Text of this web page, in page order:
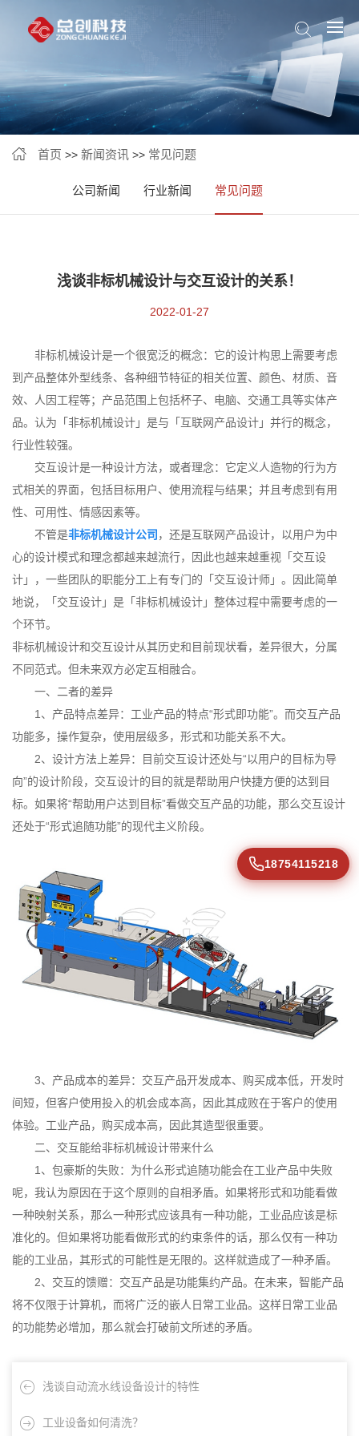
首页 >> 新闻资讯 >> 常见问题
公司新闻 行业新闻 常见问题
浅谈非标机械设计与交互设计的关系！
2022-01-27
非标机械设计是一个很宽泛的概念：它的设计构思上需要考虑
到产品整体外型线条、各种细节特征的相关位置、颜色、材质、音
效、人因工程等；产品范围上包括杯子、电脑、交通工具等实体产
品。认为「非标机械设计」是与「互联网产品设计」并行的概念，
行业性较强。
交互设计是一种设计方法，或者理念：它定义人造物的行为方
式相关的界面，包括目标用户、使用流程与结果；并且考虑到有用
性、可用性、情感因素等。
不管是非标机械设计公司 ，还是互联网产品设计，以用户为中
心的设计模式和理念都越来越流行，因此也越来越重视「交互设
计」，一些团队的职能分工上有专门的「交互设计师」。因此简单
地说，「交互设计」是「非标机械设计」整体过程中需要考虑的一
个环节。
非标机械设计和交互设计从其历史和目前现状看，差异很大，分属
不同范式。但未来双方必定互相融合。
一、二者的差异
1、产品特点差异：工业产品的特点“形式即功能”。而交互产品
功能多，操作复杂，使用层级多，形式和功能关系不大。
2、设计方法上差异：目前交互设计还处与“以用户的目标为导
向”的设计阶段，交互设计的目的就是帮助用户快捷方便的达到目
标。如果将“帮助用户达到目标”看做交互产品的功能，那么交互设计
还处于“形式追随功能”的现代主义阶段。
3、产品成本的差异：交互产品开发成本、购买成本低，开发时
间短，但客户使用投入的机会成本高，因此其成败在于客户的使用
体验。工业产品，购买成本高，因此其造型很重要。
二、交互能给非标机械设计带来什么
1、包豪斯的失败：为什么形式追随功能会在工业产品中失败
呢，我认为原因在于这个原则的自相矛盾。如果将形式和功能看做
一种映射关系，那么一种形式应该具有一种功能，工业品应该是标
准化的。但如果将功能看做形式的约束条件的话，那么仅有一种功
能的工业品，其形式的可能性是无限的。这样就造成了一种矛盾。
2、交互的馈赠：交互产品是功能集约产品。在未来，智能产品
将不仅限于计算机，而将广泛的嵌人日常工业品。这样日常工业品
的功能势必增加，那么就会打破前文所述的矛盾。
浅谈自动流水线设备设计的特性
工业设备如何清洗？
18754115218